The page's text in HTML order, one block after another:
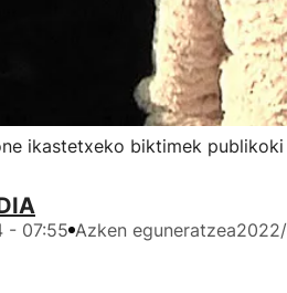
ikastetxeko biktimek
- 07:55 Azken eguneratzea